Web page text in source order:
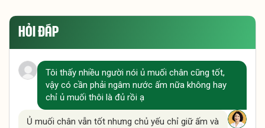
HỎI ĐÁP
Tôi thấy nhiều người nói ủ muối chân cũng tốt,
vậy có cần phải ngâm nước ấm nữa không hay
chỉ ủ muối thôi là đủ rồi ạ
Ủ muối chân vẫn tốt nhưng chủ yếu chỉ giữ ấm và